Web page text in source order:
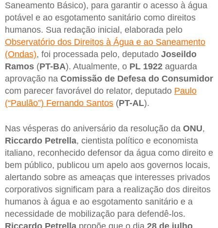
Saneamento Básico), para garantir o acesso à água
potável e ao esgotamento sanitário como direitos
humanos. Sua redação inicial, elaborada pelo
Observatório dos Direitos à Água e ao Saneamento
(Ondas), foi processada pelo, deputado Joseildo
Ramos (PT-BA). Atualmente, o PL 1922 aguarda
aprovação na Comissão de Defesa do Consumidor
com parecer favorável do relator, deputado Paulo
(“Paulão”) Fernando Santos (PT-AL).
Nas vésperas do aniversário da resolução da ONU,
Riccardo Petrella, cientista político e economista
italiano, reconhecido defensor da água como direito e
bem público, publicou um apelo aos governos locais,
alertando sobre as ameaças que interesses privados
corporativos significam para a realização dos direitos
humanos à água e ao esgotamento sanitário e a
necessidade de mobilização para defendê-los.
Riccardo Petrella propõe que o dia 28 de julho